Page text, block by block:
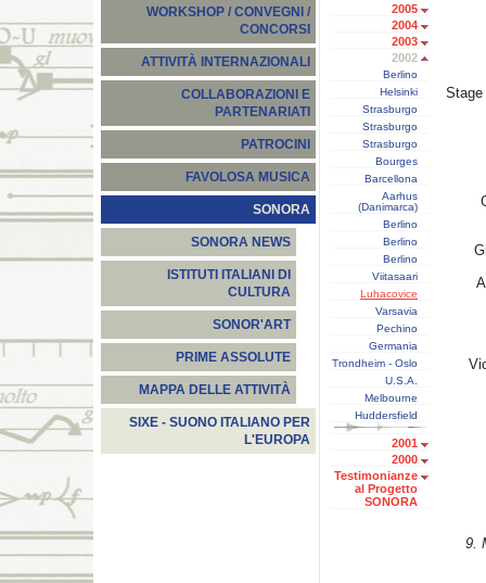
WORKSHOP / CONVEGNI /
CONCORSI
ATTIVITÀ INTERNAZIONALI
COLLABORAZIONI E
PARTENARIATI
PATROCINI
FAVOLOSA MUSICA
SONORA
SONORA NEWS
ISTITUTI ITALIANI DI
CULTURA
SONOR'ART
PRIME ASSOLUTE
MAPPA DELLE ATTIVITÀ
SIXE - SUONO ITALIANO PER
L'EUROPA
2005
2004
2003
2002
Berlino
Helsinki
Strasburgo
Strasburgo
Strasburgo
Bourges
Barcellona
Aarhus
(Danimarca)
Berlino
Berlino
Berlino
Viitasaari
Luhacovice
Varsavia
Pechino
Germania
Trondheim - Oslo
U.S.A.
Melbourne
Huddersfield
2001
2000
Testimonianze
al Progetto
SONORA
9.